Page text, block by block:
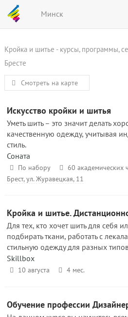
Минск
Кройка и шитье - курсы, программы,
Бресте
Смотреть на карте
Искусство кройки и шитья
Уметь шить – это значит делать
качественную одежду, учитывая
стиль.
Соната
По набору
60 академических
Брест, ул. Журавецкая, 11
Кройка и шитье.
Для тех, кто хочет шить для себя
подбирать ткани, работать с
стильную одежду для разных
Skillbox
10 августа 4 мес.
Обучение профессии